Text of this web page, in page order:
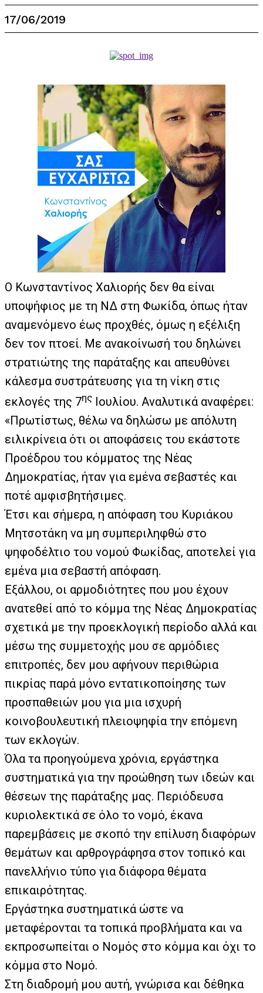
17/06/2019
Ο Κωνσταντίνος Χαλιορής δεν θα είναι
υποψήφιος με τη ΝΔ στη Φωκίδα, όπως ήταν
αναμενόμενο έως προχθές, όμως η εξέλιξη
δεν τον πτοεί. Με ανακοίνωσή του δηλώνει
στρατιώτης της παράταξης και απευθύνει
κάλεσμα συστράτευσης για τη νίκη στις
εκλογές της 7ης Ιουλίου. Αναλυτικά αναφέρει:
«Πρωτίστως, θέλω να δηλώσω με απόλυτη
ειλικρίνεια ότι οι αποφάσεις του εκάστοτε
Προέδρου του κόμματος της Νέας
Δημοκρατίας, ήταν για εμένα σεβαστές και
ποτέ αμφισβητήσιμες.
Έτσι και σήμερα, η απόφαση του Κυριάκου
Μητσοτάκη να μη συμπεριληφθώ στο
ψηφοδέλτιο του νομού Φωκίδας, αποτελεί για
εμένα μια σεβαστή απόφαση.
Εξάλλου, οι αρμοδιότητες που μου έχουν
ανατεθεί από το κόμμα της Νέας Δημοκρατίας
σχετικά με την προεκλογική περίοδο αλλά και
μέσω της συμμετοχής μου σε αρμόδιες
επιτροπές, δεν μου αφήνουν περιθώρια
πικρίας παρά μόνο εντατικοποίησης των
προσπαθειών μου για μια ισχυρή
κοινοβουλευτική πλειοψηφία την επόμενη
των εκλογών.
Όλα τα προηγούμενα χρόνια, εργάστηκα
συστηματικά για την προώθηση των ιδεών και
θέσεων της παράταξης μας. Περιόδευσα
κυριολεκτικά σε όλο το νομό, έκανα
παρεμβάσεις με σκοπό την επίλυση διαφόρων
θεμάτων και αρθρογράφησα στον τοπικό και
πανελλήνιο τύπο για διάφορα θέματα
επικαιρότητας.
Εργάστηκα συστηματικά ώστε να
μεταφέρονται τα τοπικά προβλήματα και να
εκπροσωπείται ο Νομός στο κόμμα και όχι το
κόμμα στο Νομό.
Στη διαδρομή μου αυτή, γνώρισα και δέθηκα